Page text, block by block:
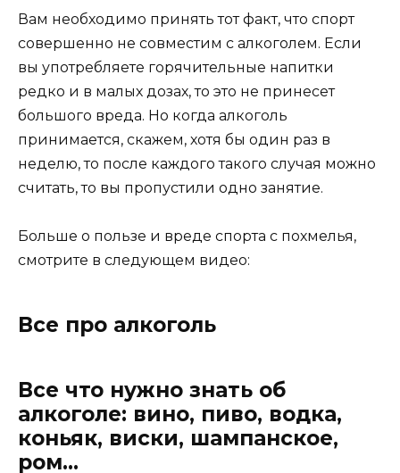
Вам необходимо принять тот факт, что спорт
совершенно не совместим с алкоголем. Если
вы употребляете горячительные напитки
редко и в малых дозах, то это не принесет
большого вреда. Но когда алкоголь
принимается, скажем, хотя бы один раз в
неделю, то после каждого такого случая можно
считать, то вы пропустили одно занятие.
Больше о пользе и вреде спорта с похмелья,
смотрите в следующем видео:
Все про алкоголь
Все что нужно знать об
алкоголе: вино, пиво, водка,
коньяк, виски, шампанское,
ром…